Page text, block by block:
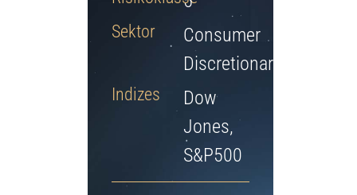
Sektor
Consumer
Discretionary
Indizes
Dow
Jones,
S&P500